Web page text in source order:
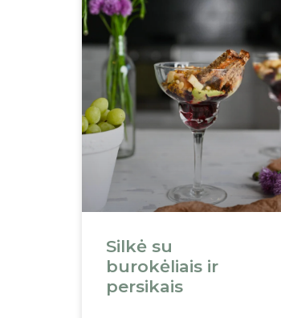
Silkė su
burokėliais ir
persikais